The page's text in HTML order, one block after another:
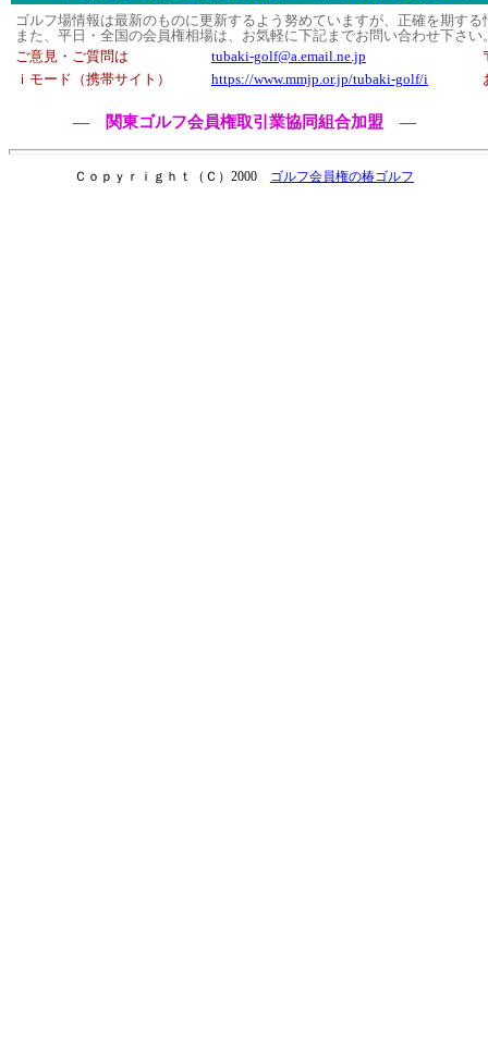
ゴルフ場情報は最新のものに更新するよう努めていますが、正確を期す
また、平日・全国の会員権相場は、お気軽に下記までお問い合わせ下さい
ご意見・ご質問は tubaki-golf@a.email.ne.jp
ｉモード（携帯サイト）
https://www.mmjp.or.jp/tubaki-golf/i
― 関東ゴルフ会員権取引業協同組合加盟 ―
Ｃｏｐｙｒｉｇｈｔ（Ｃ）2000 ゴルフ会員権の椿ゴルフ